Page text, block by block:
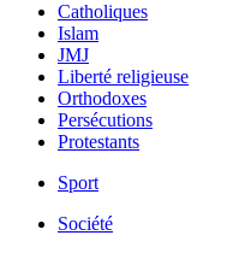
Catholiques
Islam
JMJ
Liberté religieuse
Orthodoxes
Persécutions
Protestants
Sport
Société